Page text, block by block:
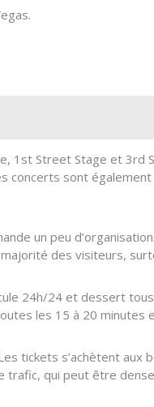
1st Street Stage et 3rd
concerts sont
un peu
des visiteurs,
24h/24 et dessert
les 15 à 20 minutes
tickets s’achètent aux
trafic, qui peut être